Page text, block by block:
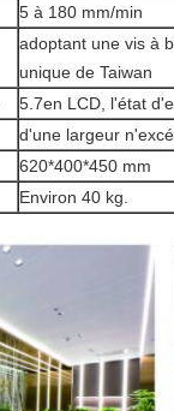
5 à 180 mm/min
adoptant une vis à
unique de Taiwan
5.7en LCD, l'état
d'une largeur
620*400*450 mm
Environ 40 kg.